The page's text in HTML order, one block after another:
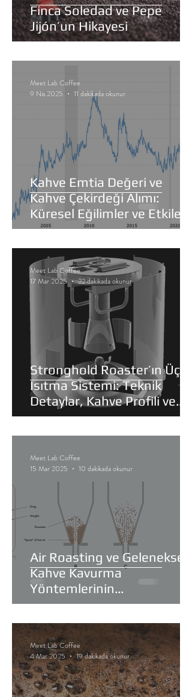
Finca Soledad ve Pepe
Jijón’un Hikayesi
Kahve Emtia Değeri ve
Kahve Çekirdeği Alımı:
Küresel Eğilimler ve Etkiler
Meet Lab Coffee
9 Nis 2025
11 dakikada okunur
Stronghold Roaster’ın Üçlü
Isıtma Sistemi: Teknik
Detaylar, Kahve Profili ve
Kimyasal Etkiler
Meet Lab Coffee
17 Mar 2025
22 dakikada okunur
Air Roasting ve Geleneksel
Kahve Kavurma
Yöntemlerinin
Karşılaştırılması
Meet Lab Coffee
15 Mar 2025
10 dakikada okunur
Meet Lab Coffee
4 Mar 2025
19 dakikada okunur